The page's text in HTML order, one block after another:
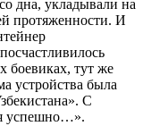
дна, укладывали на
протяженности. И
боевиках, тут же
устройства была
С
успешно…».